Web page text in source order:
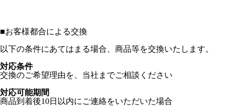
■お客様都合による交換
以下の条件にあてはまる場合、商品等を交換いたします。
対応条件
交換のご希望理由を、当社までご相談ください
対応可能期間
商品到着後10日以内にご連絡をいただいた場合